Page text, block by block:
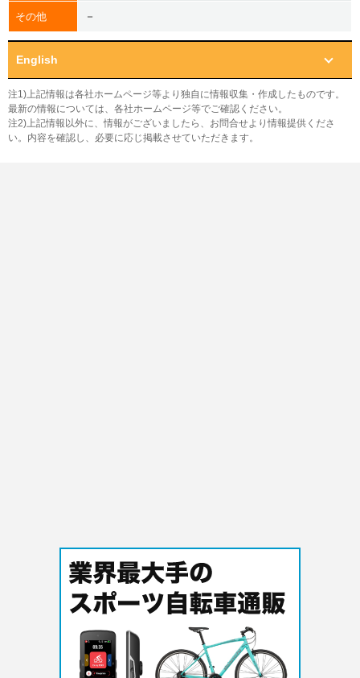
その他 －
English
注1)上記情報は各社ホームページ等より独自に情報収集・作成したものです。
最新の情報については、各社ホームページ等でご確認ください。
注2)上記情報以外に、情報がございましたら、お問合せより情報提供くださ
い。内容を確認し、必要に応じ掲載させていただきます。